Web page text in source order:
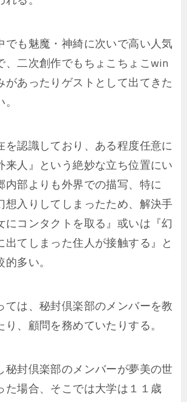
でも魅魔・神綺に次いで高い人気
、二次創作でもちょこちょこwin
があったりゲストとして出てきた
を認識しており、ある程度任意に
来人』という絶妙な立ち位置にい
内部よりも外界での描写、特に
想入りしてしまったため、解決手
にコンタクトを取る』或いは『幻
てしまった住人が接触する』と
多い。
ては、秘封倶楽部のメンバーを教
、顧問を務めていたりする。
秘封倶楽部のメンバーが夢美の世
た場合、そこでは大学は１１歳